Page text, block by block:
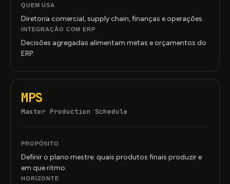
QUEM USA
Diretoria comercial, supply chain, finanças e operações.
INTEGRAÇÃO COM ERP
Decisões agregadas alimentam metas e orçamentos do
ERP.
MPS
Master Production Schedule
PROPÓSITO
Definir o plano mestre: quais produtos finais produzir e
em que ritmo.
HORIZONTE